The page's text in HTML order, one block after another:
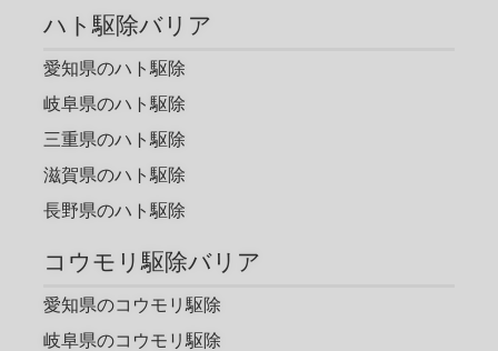
ハト駆除バリア
愛知県のハト駆除
岐阜県のハト駆除
三重県のハト駆除
滋賀県のハト駆除
長野県のハト駆除
コウモリ駆除バリア
愛知県のコウモリ駆除
岐阜県のコウモリ駆除